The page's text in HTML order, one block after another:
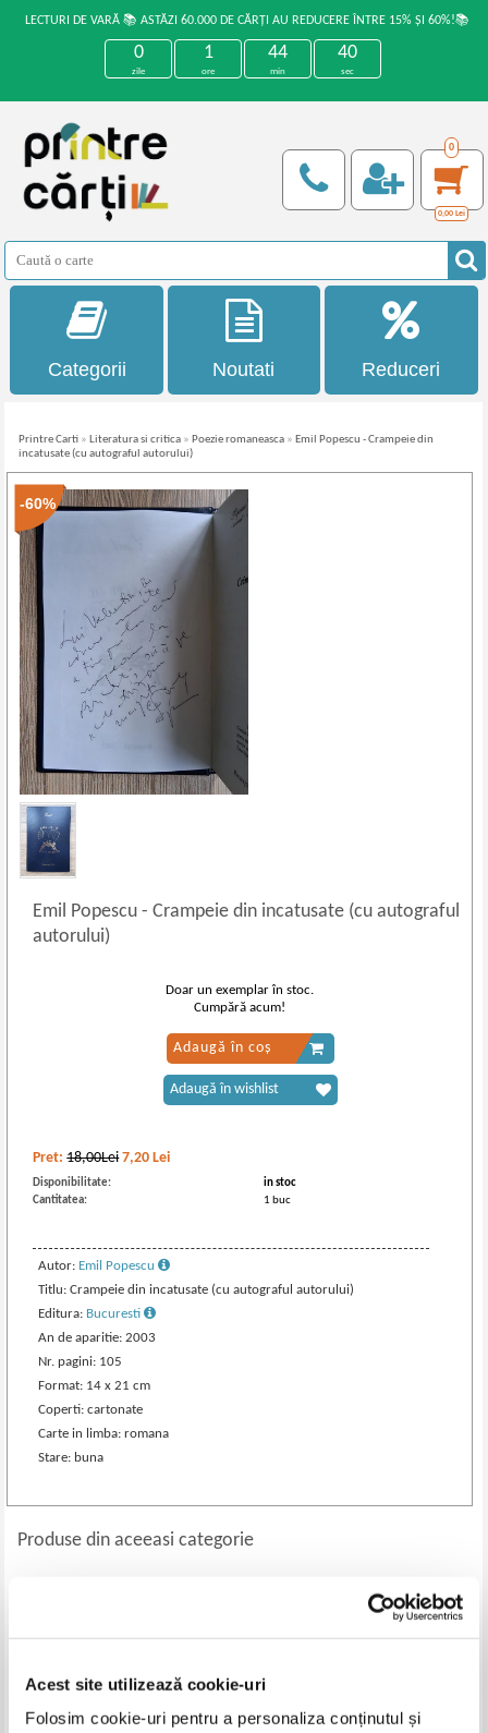
Acest site utilizează cookie-uri
Folosim cookie-uri pentru a personaliza conținutul și
LECTURI DE VARĂ 📚 ASTĂZI 60.000 DE CĂRȚI AU REDUCERE ÎNTRE 15% ȘI 60%!📚
0
zile
1
ore
44
min
40
sec
0
0,00 Lei
Categorii Noutati Reduceri
Printre Carti » Literatura si critica » Poezie romaneasca » Emil Popescu - Crampeie din
incatusate (cu autograful autorului)
-60%
Emil Popescu- Crampeie din incatusate (cu autograful
autorului)
Pret:18,00Lei 7,20 Lei
Disponibilitate:
in stoc
Cantitatea:
1 buc
Autor: Emil Popescu
Titlu: Crampeie din incatusate (cu autograful autorului)
Editura: Bucuresti
An de aparitie: 2003
Nr. pagini: 105
Format: 14 x 21 cm
Coperti: cartonate
Carte in limba: romana
Stare: buna
Doar un exemplar în stoc.
Cumpără acum!
Adaugă în coș
Adaugă în wishlist
Produse din aceeasi categorie